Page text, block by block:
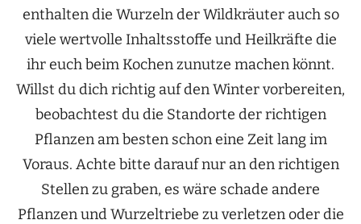
enthalten die Wurzeln der Wildkräuter auch so
viele wertvolle Inhaltsstoffe und Heilkräfte die
ihr euch beim Kochen zunutze machen könnt.
Willst du dich richtig auf den Winter vorbereiten,
beobachtest du die Standorte der richtigen
Pflanzen am besten schon eine Zeit lang im
Voraus. Achte bitte darauf nur an den richtigen
Stellen zu graben, es wäre schade andere
Pflanzen und Wurzeltriebe zu verletzen oder die